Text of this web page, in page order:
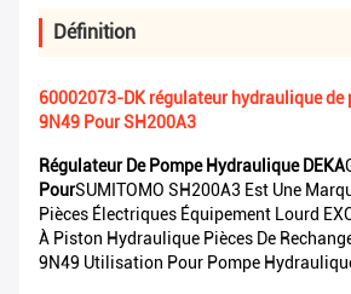
Définition
60002073-DK régulateur hydraulique de
9N49 Pour SH200A3
Régulateur De Pompe Hydraulique DEKA
PourSUMITOMO SH200A3 Est Une
Pièces Électriques Équipement Lourd
À Piston Hydraulique Pièces De
9N49 Utilisation Pour Pompe